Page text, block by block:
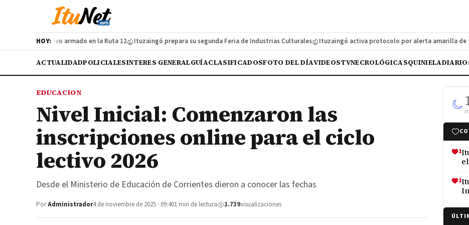
HOY:
cazador furtivo armado en la Ruta 12 Ituzaingó prepara su segunda Feria de Industrias Culturales Ituzaingó activa protocolo por alerta amarilla de
ACTUALIDADPOLICIALESINTERES GENERALGUÍACLASIFICADOSFOTO DEL DÍAVIDEOSTVNECROLÓGICASQUINIELA
EDUCACION
Nivel Inicial: Comenzaron las
inscripciones online para el ciclo
lectivo 2026
Desde el Ministerio de Educación de Corrientes dieron a conocer las fechas
PorAdministrador4 de noviembre de 2025 · 09:401 min de lectura 1.739visualizaciones
1
1